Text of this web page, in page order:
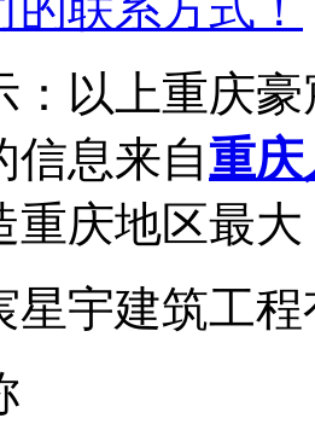
：以上重庆
信息来自重庆
重庆地区最
星宇建筑工